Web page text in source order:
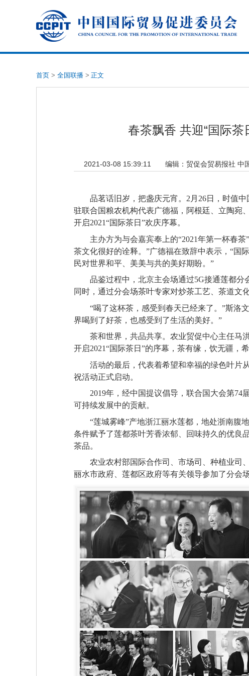
首页 > 全国联播 > 正文
春茶飘香 共迎“国际
2021-03-08 15:39:11 编辑： 贸促会贸易报社 中
品茗话旧岁，把盏庆元宵。2月26日，时值
驻联合国粮农机构代表广德福，阿根廷、立陶宛
开启2021“国际茶日”欢庆序幕。
主办方为与会嘉宾奉上的“2021年第一杯春
茶文化很好的诠释。”广德福在致辞中表示，“国
民对世界和平、美美与共的美好期盼。”
品鉴过程中，北京主会场通过5G接通莲都分
同时，通过分会场茶叶专家对炒茶工艺、茶道文
“喝了这杯茶，感受到春天已经来了。”斯洛
界喝到了好茶，也感受到了生活的美好。”
茶和世界，共品共享。农业贸促中心主任马
开启2021“国际茶日”的序幕，茶有缘，饮无疆，
活动的最后，代表着希望和幸福的绿色叶片
祝活动正式启动。
2019年，经中国提议倡导，联合国大会第74
可持续发展中的贡献。
“莲城雾峰”产地浙江丽水莲都，地处浙南腹
条件赋予了莲都茶叶芳香浓郁、回味持久的优良
茶品。
农业农村部国际合作司、市场司、种植业司
丽水市政府、莲都区政府等有关领导参加了分会